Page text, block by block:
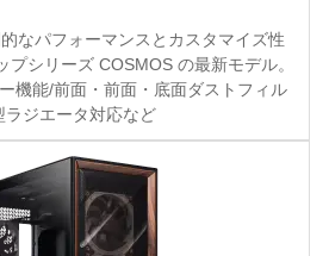
なパフォーマンスとカスタマイズ性
プシリーズ COSMOS の最新モデル。
機能/前面・前面・底面ダストフィル
ジエータ対応など